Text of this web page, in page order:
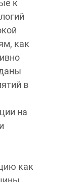
к
как
в
на
как